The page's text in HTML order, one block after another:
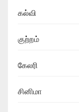
கல்வி
குற்றம்
கேலரி
சினிமா